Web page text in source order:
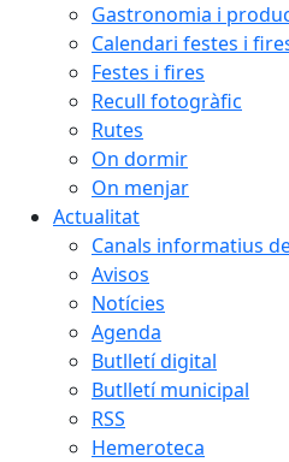
Gastronomia i
Calendari festes i
Festes i fires
Recull fotogràfic
Rutes
On dormir
On menjar
Actualitat
Canals informatius
Avisos
Notícies
Agenda
Butlletí digital
Butlletí municipal
RSS
Hemeroteca